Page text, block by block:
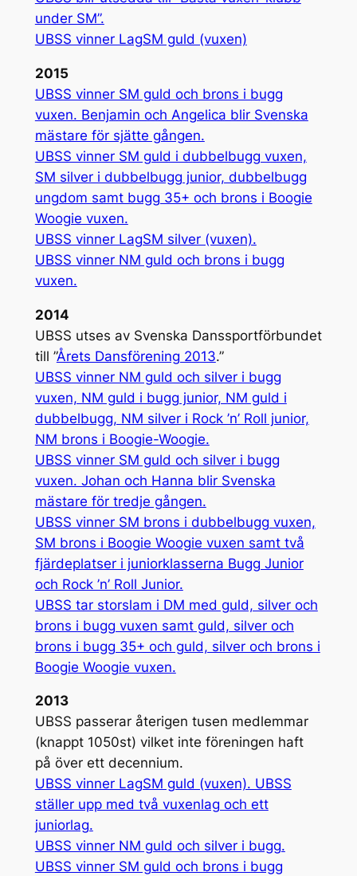
under SM”.
UBSS vinner LagSM guld (vuxen)
2015
UBSS vinner SM guld och brons i bugg
vuxen. Benjamin och Angelica blir Svenska
mästare för sjätte gången.
UBSS vinner SM guld i dubbelbugg vuxen,
SM silver i dubbelbugg junior, dubbelbugg
ungdom samt bugg 35+ och brons i Boogie
Woogie vuxen.
UBSS vinner LagSM silver (vuxen).
UBSS vinner NM guld och brons i bugg
vuxen.
2014
UBSS utses av Svenska Danssportförbundet
till ”Årets Dansförening 2013.”
UBSS vinner NM guld och silver i bugg
vuxen, NM guld i bugg junior, NM guld i
dubbelbugg, NM silver i Rock ’n’ Roll junior,
NM brons i Boogie-Woogie.
UBSS vinner SM guld och silver i bugg
vuxen. Johan och Hanna blir Svenska
mästare för tredje gången.
UBSS vinner SM brons i dubbelbugg vuxen,
SM brons i Boogie Woogie vuxen samt två
fjärdeplatser i juniorklasserna Bugg Junior
och Rock ’n’ Roll Junior.
UBSS tar storslam i DM med guld, silver och
brons i bugg vuxen samt guld, silver och
brons i bugg 35+ och guld, silver och brons i
Boogie Woogie vuxen.
2013
UBSS passerar återigen tusen medlemmar
(knappt 1050st) vilket inte föreningen haft
på över ett decennium.
UBSS vinner LagSM guld (vuxen). UBSS
ställer upp med två vuxenlag och ett
juniorlag.
UBSS vinner NM guld och silver i bugg.
UBSS vinner SM guld och brons i bugg